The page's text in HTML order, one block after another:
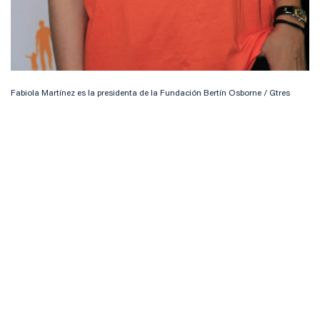
Fabiola Martínez es la presidenta de la Fundación Bertín Osborne / Gtres